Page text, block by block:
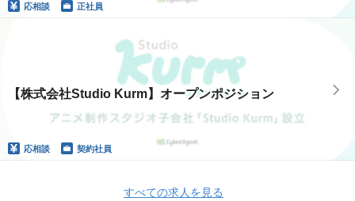
応相談 正社員
【株式会社Studio Kurm】オープンポジション
応相談 契約社員
すべての求人を見る